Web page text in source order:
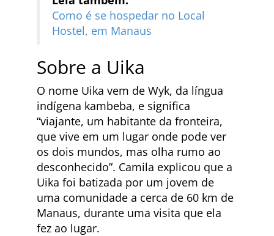
Como é se hospedar no Local
Hostel, em Manaus
​Sobre a Uika
O nome Uika vem de Wyk, da língua
indígena kambeba, e significa
“viajante, um habitante da fronteira,
que vive em um lugar onde pode ver
os dois mundos, mas olha rumo ao
desconhecido”. Camila explicou que a
Uika foi batizada por um jovem de
uma comunidade a cerca de 60 km de
Manaus, durante uma visita que ela
fez ao lugar.